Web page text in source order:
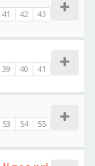
41 42 43
39 40 41
53 54 55